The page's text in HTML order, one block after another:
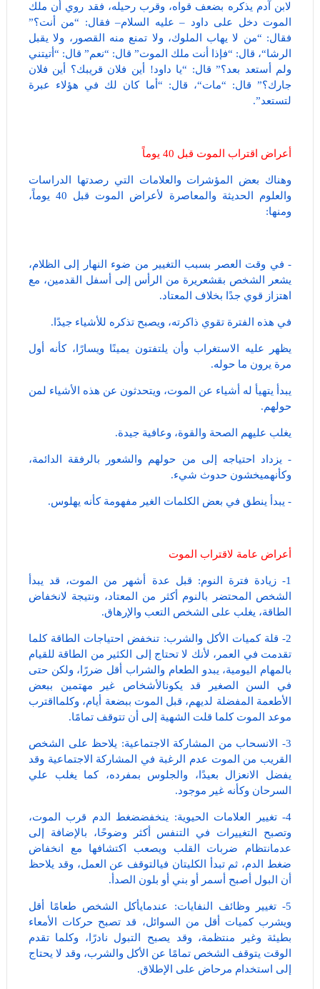
لابن آدم يذكره بضعف قواه، وقرب رحيله، فقد روي أن ملك
الموت دخل على داود – عليه السلام– فقال: “من أنت؟”
فقال: “من لا يهاب الملوك، ولا تمنع منه القصور، ولا يقبل
الرشا“، قال: “فإذا أنت ملك الموت” قال: “نعم” قال: “أتيتني
ولم أستعد بعد؟” قال: “يا داود! أين فلان قريبك؟ أين فلان
جارك؟” قال: “مات“، قال: “أما كان لك في هؤلاء عبرة
لتستعد”.
أعراض اقتراب الموت قبل 40 يوماً
وهناك بعض المؤشرات والعلامات التي رصدتها الدراسات
والعلوم الحديثة والمعاصرة لأعراض الموت قبل 40 يوماً،
ومنها:
- في وقت العصر بسبب التغيير من ضوء النهار إلى الظلام،
يشعر الشخص بقشعريرة من الرأس إلى أسفل القدمين، مع
اهتزاز قوي جدًا بخلاف المعتاد.
في هذه الفترة تقوي ذاكرته، ويصبح تذكره للأشياء جيدًا.
يظهر عليه الاستغراب وأن يلتفتون يمينًا ويسارًا، كأنه أول
مرة يرون ما حوله.
يبدأ يتهيأ له أشياء عن الموت، ويتحدثون عن هذه الأشياء لمن
حولهم.
يغلب عليهم الصحة والقوة، وعافية جيدة.
- يزداد احتياجه إلى من حولهم والشعور بالرفقة الدائمة،
وكأنهميخشون حدوث شيء.
- يبدأ ينطق في بعض الكلمات الغير مفهومة كأنه يهلوس.
أعراض عامة لاقتراب الموت
1- زيادة فترة النوم: قبل عدة أشهر من الموت، قد يبدأ
الشخص المحتضر بالنوم أكثر من المعتاد، ونتيجة لانخفاض
الطاقة، يغلب على الشخص التعب والإرهاق.
2- قلة كميات الأكل والشرب: تنخفض احتياجات الطاقة كلما
تقدمت في العمر، لأنك لا تحتاج إلى الكثير من الطاقة للقيام
بالمهام اليومية، يبدو الطعام والشراب أقل ضررًا، ولكن حتى
في السن الصغير قد يكونالأشخاص غير مهتمين ببعض
الأطعمة المفضلة لديهم، قبل الموت ببضعة أيام، وكلمااقترب
موعد الموت كلما قلت الشهية إلى أن تتوقف تمامًا.
3- الانسحاب من المشاركة الاجتماعية: يلاحظ على الشخص
القريب من الموت عدم الرغبة في المشاركة الاجتماعية وقد
يفضل الانعزال بعيدًا، والجلوس بمفرده، كما يغلب علي
السرحان وكأنه غير موجود.
4- تغيير العلامات الحيوية: ينخفضضغط الدم قرب الموت،
وتصبح التغييرات في التنفس أكثر وضوحًا، بالإضافة إلى
عدمانتظام ضربات القلب ويصعب اكتشافها مع انخفاض
ضغط الدم، ثم تبدأ الكليتان فيالتوقف عن العمل، وقد يلاحظ
أن البول أصبح أسمر أو بني أو بلون الصدأ.
5- تغيير وظائف النفايات: عندمايأكل الشخص طعامًا أقل
ويشرب كميات أقل من السوائل، قد تصبح حركات الأمعاء
بطيئة وغير منتظمة، وقد يصبح التبول نادرًا، وكلما تقدم
الوقت يتوقف الشخص تمامًا عن الأكل والشرب، وقد لا يحتاج
إلى استخدام مرحاض على الإطلاق.